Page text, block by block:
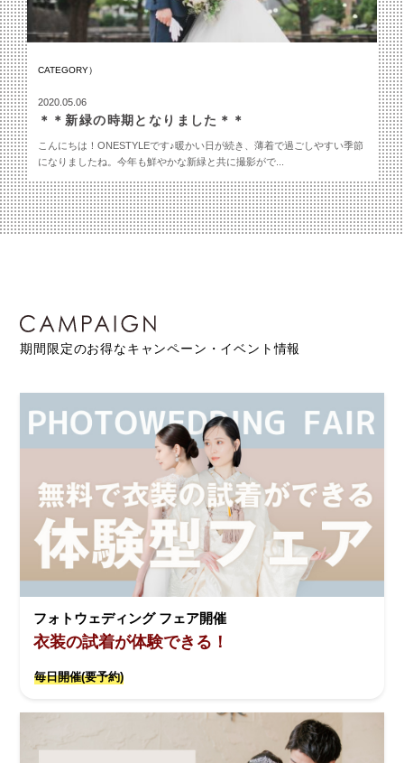
CATEGORY）
2020.05.06
＊＊新緑の時期となりました＊＊
こんにちは！ONESTYLEです♪暖かい日が続き、薄着で過ごしやすい季節
になりましたね。今年も鮮やかな新緑と共に撮影がで...
期間限定のお得なキャンペーン・イベント情報
フォトウェディング フェア開催
衣装の試着が体験できる！
毎日開催(要予約)